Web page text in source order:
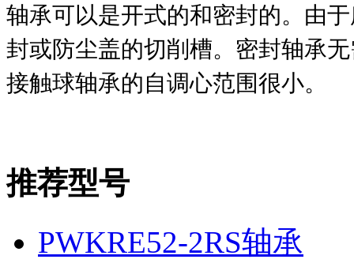
轴承可以是开式的和密封的。由
封或防尘盖的切削槽。密封轴承
接触球轴承的自调心范围很小。
推荐型号
PWKRE52-2RS轴承